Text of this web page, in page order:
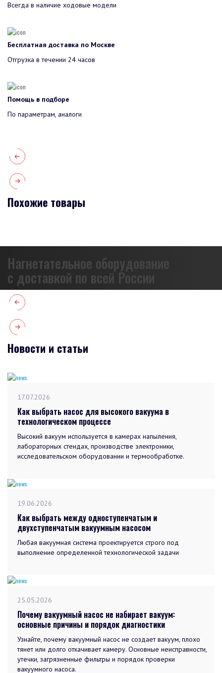
Всегда в наличие ходовые модели
Бесплатная доставка по Москве
Отгрузка в течении 24 часов
Помощь в подборе
По параметрам, аналоги
Похожие товары
Нагнетательное оборудование
с доставкой по всей России
Новости и статьи
17.07.2026
Как выбрать насос для высокого вакуума в
технологическом процессе
Высокий вакуум используется в камерах напыления,
лабораторных стендах, производстве электроники,
исследовательском оборудовании и термообработке.
19.06.2026
Как выбрать между одноступенчатым и
двухступенчатым вакуумным насосом
Любая вакуумная система проектируется строго под
выполнение определенной технологической задачи
25.05.2026
Почему вакуумный насос не набирает вакуум:
основные причины и порядок диагностики
Узнайте, почему вакуумный насос не создает вакуум, плохо
тянет или долго откачивает камеру. Основные неисправности,
утечки, загрязненные фильтры и порядок проверки
вакуумного насоса.